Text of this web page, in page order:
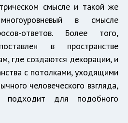
смысле и такой же
в смысле
ответов. Более того,
в пространстве
где создаются декорации, и
с потолками, уходящими
человеческого взгляда,
подходит для подобного